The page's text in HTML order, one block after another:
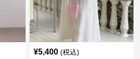
¥5,400 (税込)